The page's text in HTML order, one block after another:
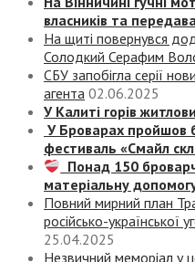
власників та
На щиті повернувся
Солодкий Серафим
СБУ запобігла серії
агента 02.06.2025
У Калиті горів
У Броварах пройшов
фестиваль «Смайл
Понад 150
матеріальну
Повний мирний план
російсько-української
25.04.2025
Незвичний меморіал у